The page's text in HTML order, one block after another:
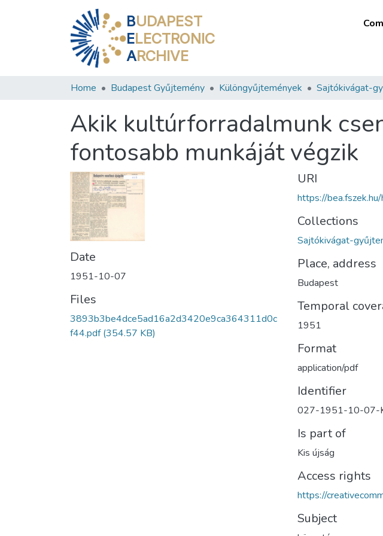
BUDAPEST
ELECTRONIC
ARCHIVE
Home Budapest Gyűjtemény Különgyűjtemények Sajtókivágat-
Akik kultúrforradalmunk
fontosabb munkáját végzik
Date
1951-10-07
Files
3893b3be4dce5ad16a2d3420e9ca364311d0c
f44.pdf(354.57 KB)
URI
https://
Collections
Sajtókivágat-
Place, address
Budapest
Temporal
1951
Format
application/pdf
Identifier
027-1951-10-07-
Is part of
Kis újság
Access rights
https://
Subject